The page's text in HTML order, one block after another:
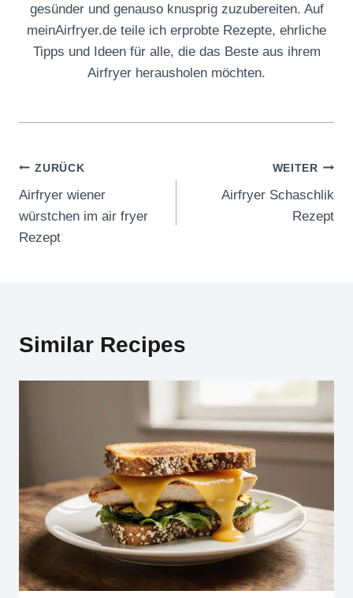
gesünder und genauso knusprig zuzubereiten. Auf
meinAirfryer.de teile ich erprobte Rezepte, ehrliche
Tipps und Ideen für alle, die das Beste aus ihrem
Airfryer herausholen möchten.
Beitragsnavigation
ZURÜCK
Airfryer wiener
würstchen im air fryer
Rezept
WEITER
Airfryer Schaschlik
Rezept
Similar Recipes